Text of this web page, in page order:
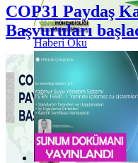
Haberi Oku
COP31 Paydaş
Başvuruları